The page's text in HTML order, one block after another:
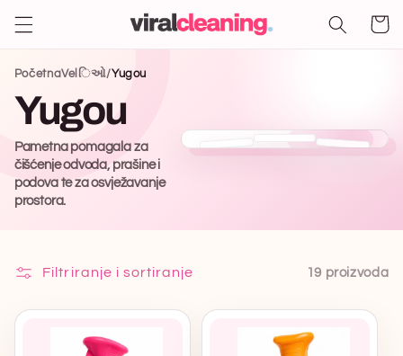
na
PočetnaVelિઓ/Yugou
Yugou
Pametna pomagala za
čišćenje odvoda, prašine i
podova te za osvježavanje
prostora.
Filtriranje i sortiranje 19 proizvoda